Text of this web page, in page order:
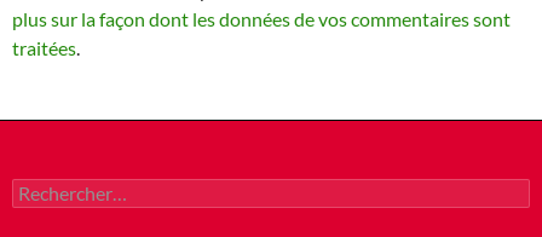
plus sur la façon dont les données de vos commentaires sont
traitées
Rechercher :